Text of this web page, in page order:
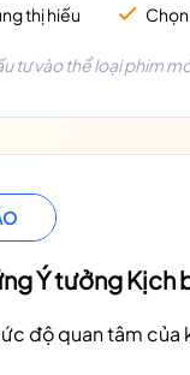
Ý tưởng Kịch
độ quan tâm của
thị hiếu
tư vào thể loại phim